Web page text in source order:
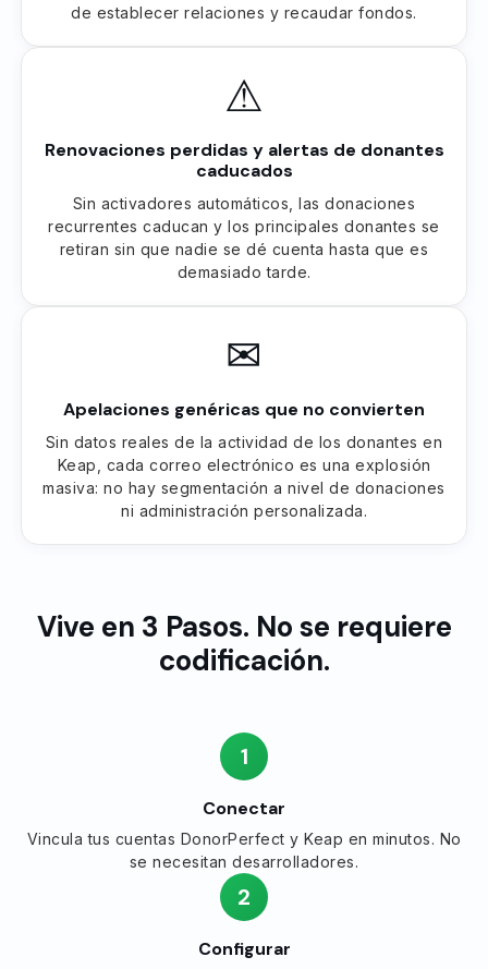
de establecer relaciones y recaudar fondos.
⚠
Renovaciones perdidas y alertas de donantes
caducados
Sin activadores automáticos, las donaciones
recurrentes caducan y los principales donantes se
retiran sin que nadie se dé cuenta hasta que es
demasiado tarde.
✉
Apelaciones genéricas que no convierten
Sin datos reales de la actividad de los donantes en
Keap, cada correo electrónico es una explosión
masiva: no hay segmentación a nivel de donaciones
ni administración personalizada.
Vive en 3 Pasos. No se requiere
codificación.
1
Conectar
Vincula tus cuentas DonorPerfect y Keap en minutos. No
se necesitan desarrolladores.
2
Configurar